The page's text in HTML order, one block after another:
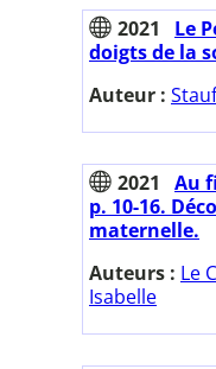
2021
Le
doigts de la
Auteur :
2021
Au
p. 10-16.
maternelle.
Auteurs : Le
Isabelle